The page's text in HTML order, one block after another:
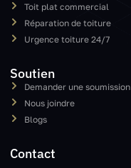
Toit plat commercial
Réparation de toiture
Urgence toiture 24/7
Soutien
Demander une soumission
Nous joindre
Blogs
Contact